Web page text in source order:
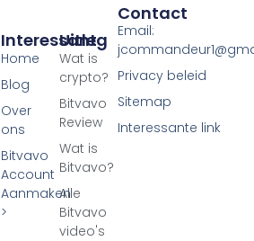
Uitleg
Wat is
crypto?
Bitvavo
Review
Wat is
Bitvavo?
Alle
Bitvavo
video's
Interessant
Home
Blog
Over
ons
Bitvavo
Account
Aanmaken
>
Contact
Email:
Privacy beleid
Sitemap
Interessante link